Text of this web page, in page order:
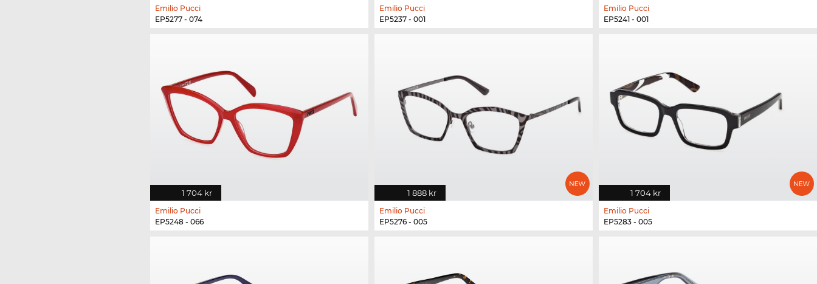
Emilio Pucci
EP5277 - 074
Emilio Pucci
EP5237 - 001
Emilio Pucci
EP5241 - 001
1 704 kr
Emilio Pucci
EP5248 - 066
1 888 kr
Emilio Pucci
EP5276 - 005
1 704 kr
Emilio Pucci
EP5283 - 005